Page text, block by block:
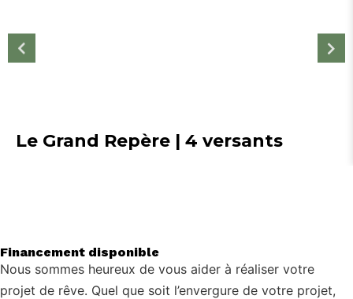
Le Grand Repère | 4 versants
Financement disponible
Nous sommes heureux de vous aider à réaliser votre
projet de rêve. Quel que soit l’envergure de votre projet,